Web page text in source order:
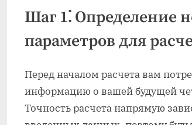
Шаг 1⁚ Определение
параметров для
Перед началом расчета вам
информацию о вашей будущей
Точность расчета напрямую